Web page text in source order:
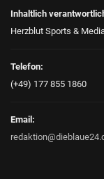
Inhaltlich
Herzblut Sports &
Telefon:
(+49) 177 855 1860
Email: